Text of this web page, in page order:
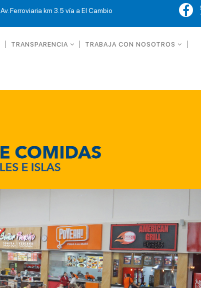
Av. Ferroviaria km 3.5 vía a El Cambio
TRANSPARENCIA TRABAJA CON NOSOTROS